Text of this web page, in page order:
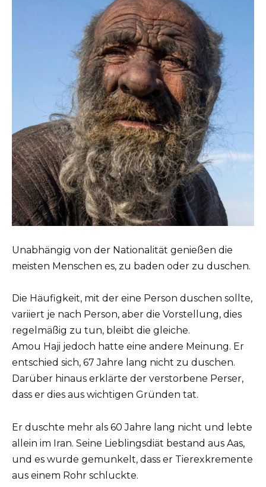
Unabhängig von der Nationalität genießen die
meisten Menschen es, zu baden oder zu duschen.
Die Häufigkeit, mit der eine Person duschen sollte,
variiert je nach Person, aber die Vorstellung, dies
regelmäßig zu tun, bleibt die gleiche.
Amou Haji jedoch hatte eine andere Meinung. Er
entschied sich, 67 Jahre lang nicht zu duschen.
Darüber hinaus erklärte der verstorbene Perser,
dass er dies aus wichtigen Gründen tat.
Er duschte mehr als 60 Jahre lang nicht und lebte
allein im Iran. Seine Lieblingsdiät bestand aus Aas,
und es wurde gemunkelt, dass er Tierexkremente
aus einem Rohr schluckte.